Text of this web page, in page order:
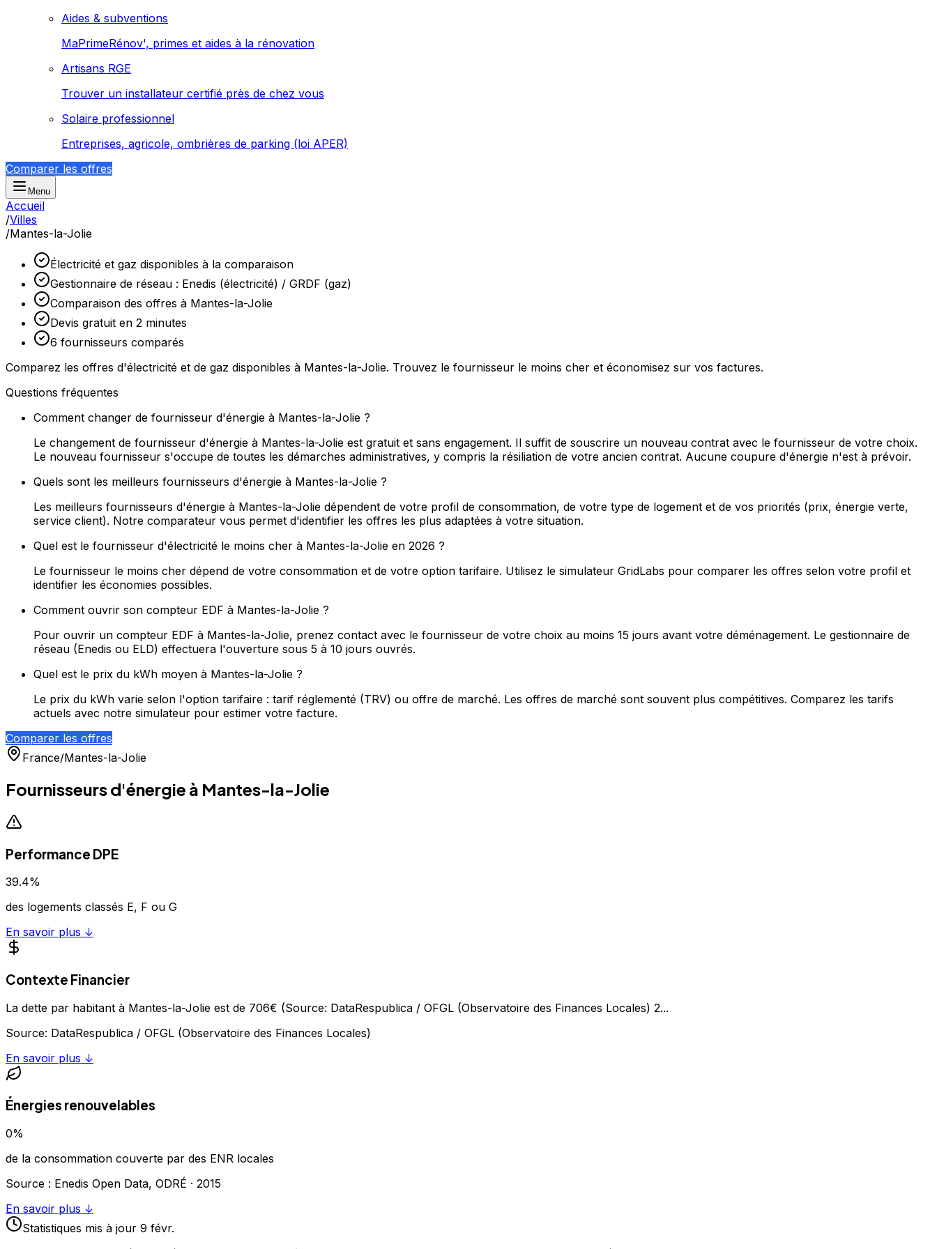
Aides & subventions
MaPrimeRénov', primes et aides à la rénovation
Artisans RGE
Trouver un installateur certifié près de chez vous
Solaire professionnel
Entreprises, agricole, ombrières de parking (loi APER)
Comparer les offres
Menu
Accueil
/Villes
/Mantes-la-Jolie
Électricité et gaz disponibles à la comparaison
Gestionnaire de réseau : Enedis (électricité) / GRDF (gaz)
Comparaison des offres à Mantes-la-Jolie
Devis gratuit en 2 minutes
6 fournisseurs comparés
Comparez les offres d'électricité et de gaz disponibles à Mantes-la-Jolie. Trouvez le fournisseur le moins cher et économisez sur vos factures.
Questions fréquentes
Comment changer de fournisseur d'énergie à Mantes-la-Jolie ?
Le changement de fournisseur d'énergie à Mantes-la-Jolie est gratuit et sans engagement. Il suffit de souscrire un nouveau contrat avec le fournisseur de votre choix.
Le nouveau fournisseur s'occupe de toutes les démarches administratives, y compris la résiliation de votre ancien contrat. Aucune coupure d'énergie n'est à prévoir.
Quels sont les meilleurs fournisseurs d'énergie à Mantes-la-Jolie ?
Les meilleurs fournisseurs d'énergie à Mantes-la-Jolie dépendent de votre profil de consommation, de votre type de logement et de vos priorités (prix, énergie verte,
service client). Notre comparateur vous permet d'identifier les offres les plus adaptées à votre situation.
Quel est le fournisseur d'électricité le moins cher à Mantes-la-Jolie en 2026 ?
Le fournisseur le moins cher dépend de votre consommation et de votre option tarifaire. Utilisez le simulateur GridLabs pour comparer les offres selon votre profil et
identifier les économies possibles.
Comment ouvrir son compteur EDF à Mantes-la-Jolie ?
Pour ouvrir un compteur EDF à Mantes-la-Jolie, prenez contact avec le fournisseur de votre choix au moins 15 jours avant votre déménagement. Le gestionnaire de
réseau (Enedis ou ELD) effectuera l'ouverture sous 5 à 10 jours ouvrés.
Quel est le prix du kWh moyen à Mantes-la-Jolie ?
Le prix du kWh varie selon l'option tarifaire : tarif réglementé (TRV) ou offre de marché. Les offres de marché sont souvent plus compétitives. Comparez les tarifs
actuels avec notre simulateur pour estimer votre facture.
Comparer les offres
France/Mantes-la-Jolie
Fournisseurs d'énergie à Mantes-la-Jolie
Performance DPE
39.4%
des logements classés E, F ou G
En savoir plus ↓
Contexte Financier
La dette par habitant à Mantes-la-Jolie est de 706€ (Source: DataRespublica / OFGL (Observatoire des Finances Locales) 2...
Source: DataRespublica / OFGL (Observatoire des Finances Locales)
En savoir plus ↓
Énergies renouvelables
0%
de la consommation couverte par des ENR locales
Source : Enedis Open Data, ODRÉ · 2015
En savoir plus ↓
Statistiques mis à jour 9 févr.